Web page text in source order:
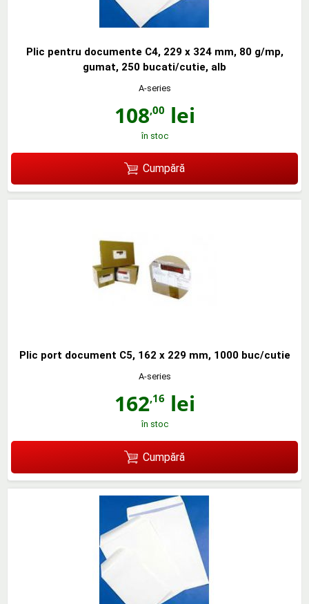
Plic pentru documente C4, 229 x 324 mm, 80 g/mp,
gumat, 250 bucati/cutie, alb
A-series
108,00 lei
în stoc
Cumpără
Plic port document C5, 162 x 229 mm, 1000 buc/cutie
A-series
162,16 lei
în stoc
Cumpără